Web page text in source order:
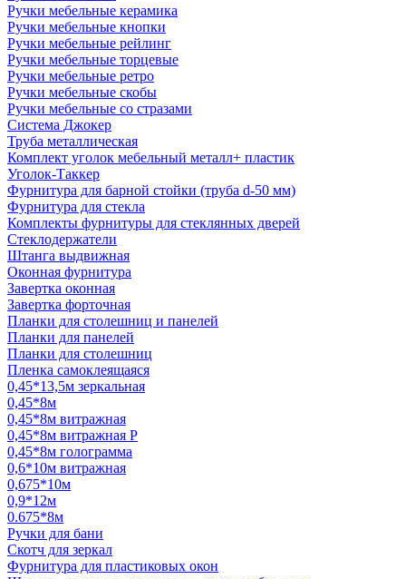
Ручки мебельные керамика
Ручки мебельные кнопки
Ручки мебельные рейлинг
Ручки мебельные торцевые
Ручки мебельные ретро
Ручки мебельные скобы
Ручки мебельные со стразами
Система Джокер
Труба металлическая
Комплект уголок мебельный металл+ пластик
Уголок-Таккер
Фурнитура для барной стойки (труба d-50 мм)
Фурнитура для стекла
Комплекты фурнитуры для стеклянных дверей
Стеклодержатели
Штанга выдвижная
Оконная фурнитура
Завертка оконная
Завертка форточная
Планки для столешниц и панелей
Планки для панелей
Планки для столешниц
Пленка самоклеящаяся
0,45*13,5м зеркальная
0,45*8м
0,45*8м витражная
0,45*8м витражная Р
0,45*8м голограмма
0,6*10м витражная
0,675*10м
0,9*12м
0.675*8м
Ручки для бани
Скотч для зеркал
Фурнитура для пластиковых окон